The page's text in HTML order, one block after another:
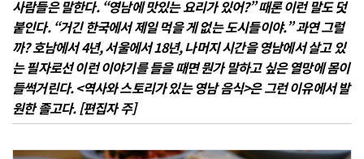
사람들은 말한다. “영남에 맛있는 요리가 있어?” 때론 이런 말도 덧
붙인다. “거긴 한국에서 제일 먹을 게 없는 도시들이야.” 과연 그럴
까? 호남에서 4년, 서울에서 18년, 나머지 시간을 영남에서 살고 있
는 필자로선 이런 이야기를 들을 때면 뭔가 말하고 싶은 열망에 몸이
들썩거린다. <역사와 스토리가 있는 영남 음식>은 그런 이유에서 발
원한 졸고다. [편집자 주]